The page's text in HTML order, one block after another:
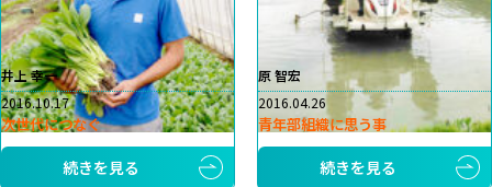
井上 幸一
2016.10.17
次世代につなぐ
続きを見る
原 智宏
2016.04.26
青年部組織に思う事
続きを見る